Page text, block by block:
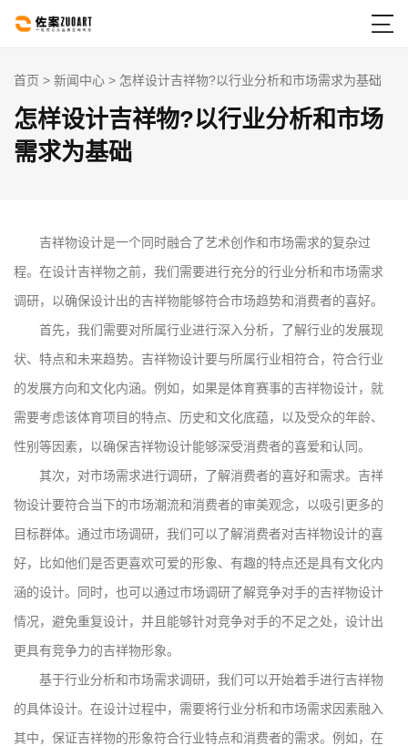

首页 > 新闻中心 > 怎样设计吉祥物?以行业分析和市场需求为基础
怎样设计吉祥物?以行业分析和市场
需求为基础
吉祥物设计是一个同时融合了艺术创作和市场需求的复杂过
程。在设计吉祥物之前，我们需要进行充分的行业分析和市场需求
调研，以确保设计出的吉祥物能够符合市场趋势和消费者的喜好。
首先，我们需要对所属行业进行深入分析，了解行业的发展现
状、特点和未来趋势。吉祥物设计要与所属行业相符合，符合行业
的发展方向和文化内涵。例如，如果是体育赛事的吉祥物设计，就
需要考虑该体育项目的特点、历史和文化底蕴，以及受众的年龄、
性别等因素，以确保吉祥物设计能够深受消费者的喜爱和认同。
其次，对市场需求进行调研，了解消费者的喜好和需求。吉祥
物设计要符合当下的市场潮流和消费者的审美观念，以吸引更多的
目标群体。通过市场调研，我们可以了解消费者对吉祥物设计的喜
好，比如他们是否更喜欢可爱的形象、有趣的特点还是具有文化内
涵的设计。同时，也可以通过市场调研了解竞争对手的吉祥物设计
情况，避免重复设计，并且能够针对竞争对手的不足之处，设计出
更具有竞争力的吉祥物形象。
基于行业分析和市场需求调研，我们可以开始着手进行吉祥物
的具体设计。在设计过程中，需要将行业分析和市场需求因素融入
其中，保证吉祥物的形象符合行业特点和消费者的需求。例如，在